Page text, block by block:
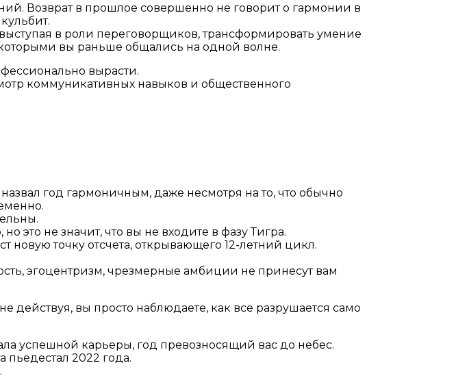
Возврат в прошлое совершенно не говорит о гармонии в
в роли переговорщиков, трансформировать умение
вы раньше общались на одной волне.
вырасти.
коммуникативных навыков и общественного
год гармоничным, даже несмотря на то, что обычно
это не значит, что вы не входите в фазу Тигра.
новую точку отсчета, открывающего 12-летний цикл.
эгоцентризм, чрезмерные амбиции не принесут вам
действуя, вы просто наблюдаете, как все разрушается само
успешной карьеры, год превозносящий вас до небес.
2022 года.